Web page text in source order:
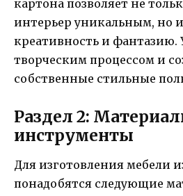
картона позволяет не
интерьер уникальным, но
креативность и фантазию.
творческим процессом и
собственные стильные
Раздел 2:
инструменты
Для изготовления мебели
понадобятся следующие